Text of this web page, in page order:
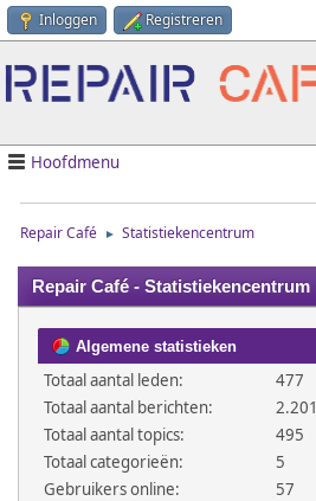
Inloggen Registreren
Hoofdmenu
Repair Café ► Statistiekencentrum
Repair Café - Statistiekencentrum
Algemene statistieken
Totaal aantal leden:
477
Totaal aantal berichten:
2.201
Totaal aantal topics:
495
Totaal categorieën:
5
Gebruikers online:
57